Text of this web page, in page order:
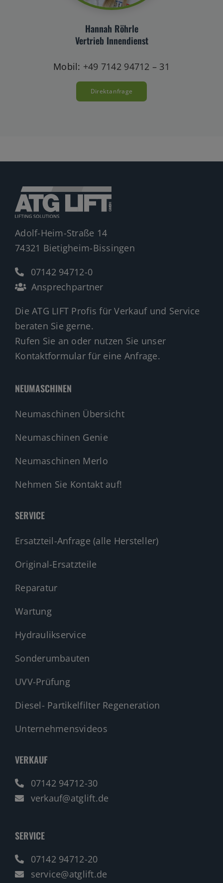
Hannah Röhrle
Vertrieb Innendienst
Mobil: +49 7142 94712 – 31
Direktanfrage
Adolf-Heim-Straße 14
74321 Bietigheim-Bissingen
07142 94712-0
Ansprechpartner
Die ATG LIFT Profis für Verkauf und Service
beraten Sie gerne.
Rufen Sie an oder nutzen Sie unser
Kontaktformular für eine Anfrage.
NEUMASCHINEN
Neumaschinen Übersicht
Neumaschinen Genie
Neumaschinen Merlo
Nehmen Sie Kontakt auf!
SERVICE
Ersatzteil-Anfrage (alle Hersteller)
Original-Ersatzteile
Reparatur
Wartung
Hydraulikservice
Sonderumbauten
UVV-Prüfung
Diesel- Partikelfilter Regeneration
Unternehmensvideos
VERKAUF
07142 94712-30
verkauf@atglift.de
SERVICE
07142 94712-20
service@atglift.de